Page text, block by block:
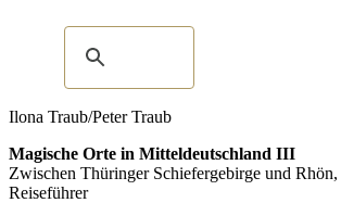
Ilona Traub/Peter Traub
Magische Orte in Mitteldeutschland III
Zwischen Thüringer Schiefergebirge und
Reiseführer